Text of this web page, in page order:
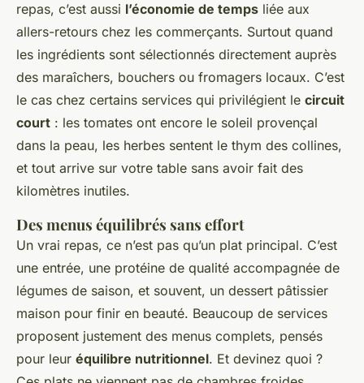
repas, c’est aussi l’économie de temps liée aux
allers-retours chez les commerçants. Surtout quand
les ingrédients sont sélectionnés directement auprès
des maraîchers, bouchers ou fromagers locaux. C’est
le cas chez certains services qui privilégient le circuit
court : les tomates ont encore le soleil provençal
dans la peau, les herbes sentent le thym des collines,
et tout arrive sur votre table sans avoir fait des
kilomètres inutiles.
Des menus équilibrés sans effort
Un vrai repas, ce n’est pas qu’un plat principal. C’est
une entrée, une protéine de qualité accompagnée de
légumes de saison, et souvent, un dessert pâtissier
maison pour finir en beauté. Beaucoup de services
proposent justement des menus complets, pensés
pour leur équilibre nutritionnel. Et devinez quoi ?